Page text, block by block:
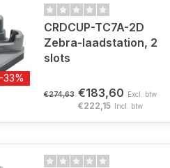
-33%
CRDCUP-TC7A-2D
Zebra-laadstation, 2
slots
€274,63 €183,60 Excl. btw
€222,15 Incl. btw